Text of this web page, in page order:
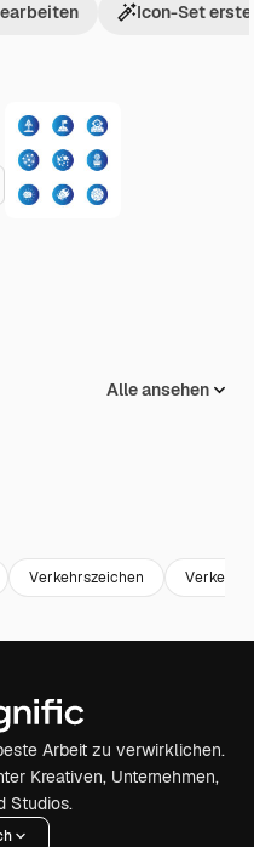
Icon-Set
Alle ansehen
Verkehrszeichen
Arbeit zu verwirklichen.
Kreativen, Unternehmen,
Studios.